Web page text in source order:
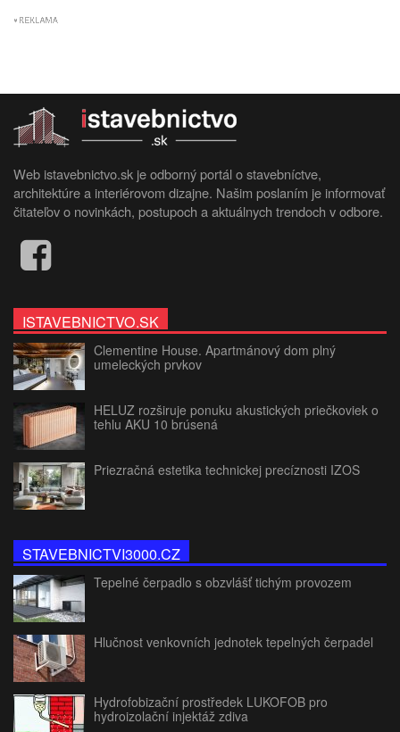
Web istavebnictvo.sk je odborný portál o stavebníctve,
architektúre a interiérovom dizajne. Našim poslaním je informovať
čitateľov o novinkách, postupoch a aktuálnych trendoch v odbore.
ISTAVEBNICTVO.SK
Clementine House. Apartmánový dom plný
umeleckých prvkov
HELUZ rozširuje ponuku akustických priečkoviek o
tehlu AKU 10 brúsená
Priezračná estetika technickej precíznosti IZOS
STAVEBNICTVI3000.CZ
Tepelné čerpadlo s obzvlášť tichým provozem
Hlučnost venkovních jednotek tepelných čerpadel
Hydrofobizační prostředek LUKOFOB pro
hydroizolační injektáž zdiva